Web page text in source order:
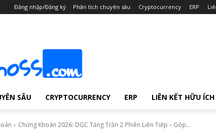
Đăng nhập/Đăng ký Phân tích chuyên sâu Cryptocurrency ERP
SÂU CRYPTOCURRENCY ERP LIÊN KẾT HỮU ÍCH
Chứng Khoán 2026: DGC Tăng Trần 2 Phiên Liên Tiếp – Góp...